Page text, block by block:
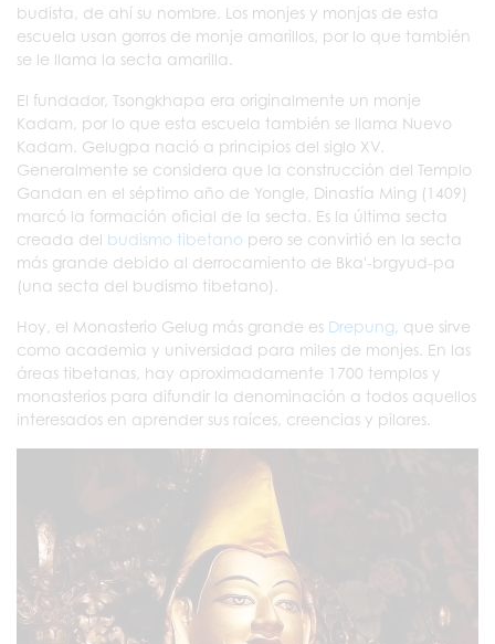
budista, de ahí su nombre. Los monjes y monjas de esta
escuela usan gorros de monje amarillos, por lo que también
se le llama la secta amarilla.
El fundador, Tsongkhapa era originalmente un monje
Kadam, por lo que esta escuela también se llama Nuevo
Kadam. Gelugpa nació a principios del siglo XV.
Generalmente se considera que la construcción del Templo
Gandan en el séptimo año de Yongle, Dinastía Ming (1409)
marcó la formación oficial de la secta. Es la última secta
creada del budismo tibetano pero se convirtió en la secta
más grande debido al derrocamiento de Bka'-brgyud-pa
(una secta del budismo tibetano).
Hoy, el Monasterio Gelug más grande es Drepung, que sirve
como academia y universidad para miles de monjes. En las
áreas tibetanas, hay aproximadamente 1700 templos y
monasterios para difundir la denominación a todos aquellos
interesados en aprender sus raíces, creencias y pilares.